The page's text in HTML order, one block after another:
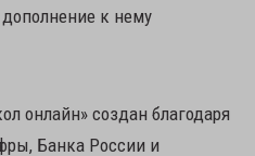
к нему
онлайн» создан благодаря
Банка России и